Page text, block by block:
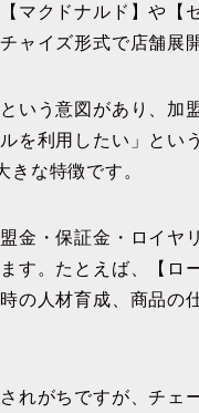
マクドナルド】や【
ャイズ形式で店舗展
いう意図があり、加
を利用したい」とい
きな特徴です。
金・保証金・ロイヤ
す。たとえば、【ロ
の人材育成、商品の
れがちですが、チェ